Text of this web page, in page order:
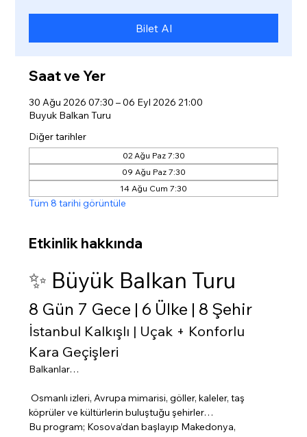
Bilet Al
Saat ve Yer
30 Ağu 2026 07:30 – 06 Eyl 2026 21:00
Buyuk Balkan Turu
Diğer tarihler
02 Ağu Paz 7:30
09 Ağu Paz 7:30
14 Ağu Cum 7:30
Tüm 8 tarihi görüntüle
Etkinlik hakkında
✨ Büyük Balkan Turu
8 Gün 7 Gece | 6 Ülke | 8 Şehir
İstanbul Kalkışlı | Uçak + Konforlu
Kara Geçişleri
Balkanlar…
Osmanlı izleri, Avrupa mimarisi, göller, kaleler, taş
köprüler ve kültürlerin buluştuğu şehirler…
Bu program; Kosova’dan başlayıp Makedonya,